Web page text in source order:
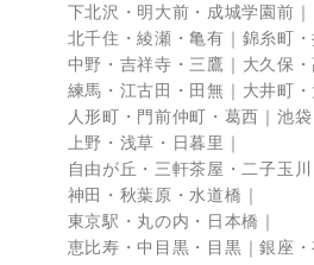
下北沢・明大前・成城学園前
北千住・綾瀬・亀有
錦糸町
中野・吉祥寺・三鷹
大久保
練馬・江古田・田無
大井町
人形町・門前仲町・葛西
池
上野・浅草・日暮里
自由が丘・三軒茶屋・二子玉川
神田・秋葉原・水道橋
東京駅・丸の内・日本橋
恵比寿・中目黒・目黒
銀座